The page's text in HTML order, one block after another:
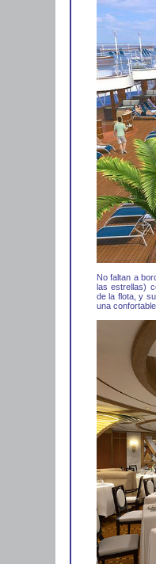
No faltan a
las estrellas)
de la flota, y
una